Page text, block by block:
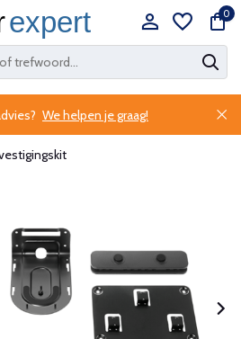
0
We helpen je graag!